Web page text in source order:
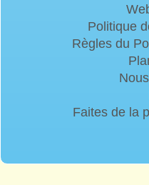
Politique
Règles du
Faites de la